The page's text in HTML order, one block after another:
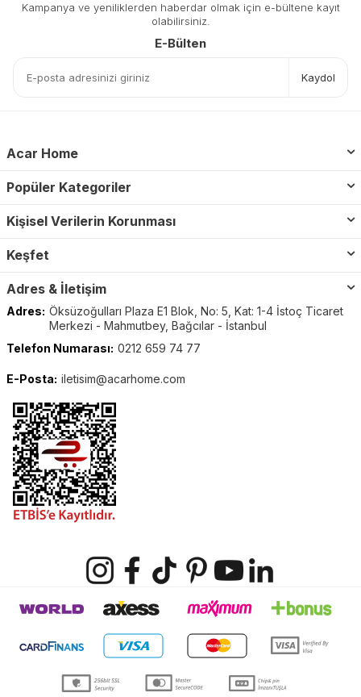
Kampanya ve yeniliklerden haberdar olmak için e-bültene kayıt
olabilirsiniz.
E-Bülten
Kaydol
Acar Home
Popüler Kategoriler
Kişisel Verilerin Korunması
Keşfet
Adres & İletişim
Adres: Öksüzoğulları Plaza E1 Blok, No: 5, Kat: 1-4 İstoç Ticaret
Merkezi - Mahmutbey, Bağcılar - İstanbul
Telefon Numarası: 0212 659 74 77
E-Posta: iletisim@acarhome.com